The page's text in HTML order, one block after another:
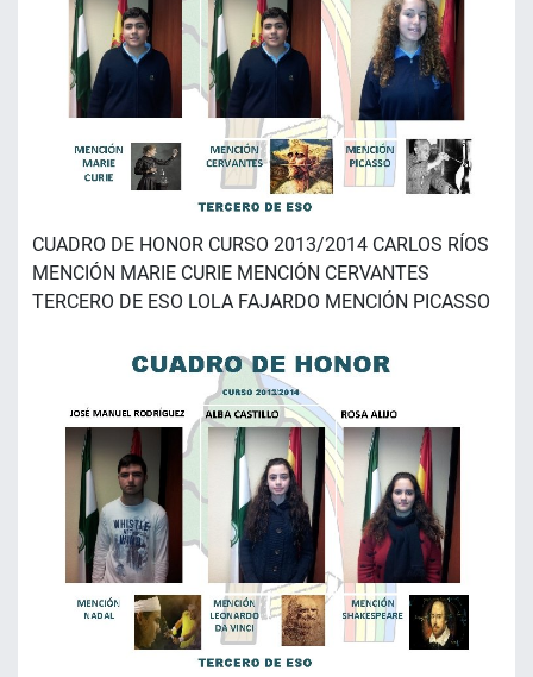
CUADRO DE HONOR CURSO 2013/2014 CARLOS RÍOS
MENCIÓN MARIE CURIE MENCIÓN CERVANTES
TERCERO DE ESO LOLA FAJARDO MENCIÓN PICASSO